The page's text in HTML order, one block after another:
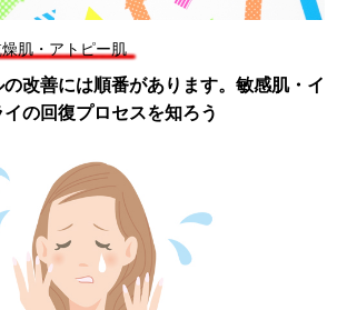
肌・アトピー肌
改善には順番があります。敏感肌・イ
イの回復プロセスを知ろう